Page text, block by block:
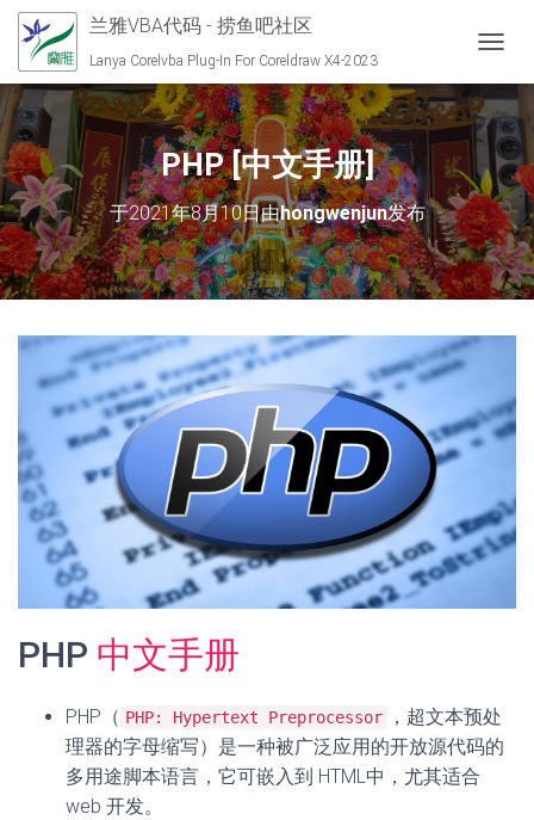
兰雅VBA代码 - 捞鱼吧社区
Lanya Corelvba Plug-In For Coreldraw X4-2023
PHP [中文手册]
于2021年8月10日由hongwenjun发布
PHP 中文手册
PHP（ PHP: Hypertext Preprocessor
，超文本预处
理器的字母缩写）是一种被广泛应用的开放源代码的
多用途脚本语言，它可嵌入到 HTML中，尤其适合
web 开发。